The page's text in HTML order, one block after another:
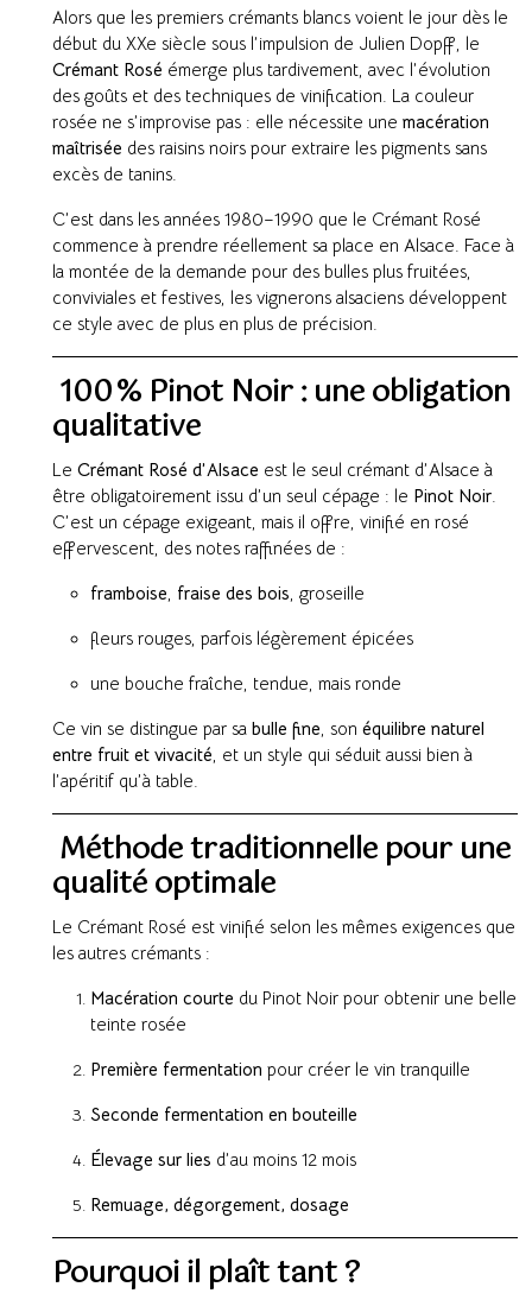
Alors que les premiers crémants blancs voient le jour dès le
début du XXe siècle sous l’impulsion de Julien Dopff, le
Crémant Rosé émerge plus tardivement, avec l’évolution
des goûts et des techniques de vinification. La couleur
rosée ne s’improvise pas : elle nécessite une macération
maîtrisée des raisins noirs pour extraire les pigments sans
excès de tanins.
C’est dans les années 1980–1990 que le Crémant Rosé
commence à prendre réellement sa place en Alsace. Face à
la montée de la demande pour des bulles plus fruitées,
conviviales et festives, les vignerons alsaciens développent
ce style avec de plus en plus de précision.
100 % Pinot Noir : une obligation
qualitative
Le Crémant Rosé d’Alsace est le seul crémant d’Alsace à
être obligatoirement issu d’un seul cépage : le Pinot Noir
C’est un cépage exigeant, mais il offre, vinifié en rosé
effervescent, des notes raffinées de :
framboise fraise des bois , groseille
fleurs rouges, parfois légèrement épicées
une bouche fraîche, tendue, mais ronde
Ce vin se distingue par sa bulle fine , son équilibre naturel
entre fruit et vivacité , et un style qui séduit aussi bien à
l’apéritif qu’à table.
Méthode traditionnelle pour une
qualité optimale
Le Crémant Rosé est vinifié selon les mêmes exigences que
les autres crémants :
Macération courte du Pinot Noir pour obtenir une belle
teinte rosée
Première fermentation pour créer le vin tranquille
Seconde fermentation en bouteille
Élevage sur lies d’au moins 12 mois
Remuage, dégorgement, dosage
Pourquoi il plaît tant ?